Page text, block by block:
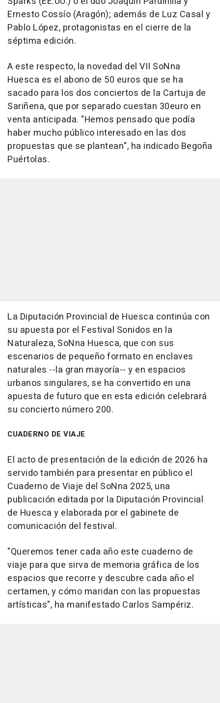
Ernesto Cossío (Aragón); además de Luz Casal y
Pablo López, protagonistas en el cierre de la
séptima edición.
A este respecto, la novedad del VII SoNna
Huesca es el abono de 50 euros que se ha
sacado para los dos conciertos de la Cartuja de
Sariñena, que por separado cuestan 30euro en
venta anticipada. "Hemos pensado que podía
haber mucho público interesado en las dos
propuestas que se plantean", ha indicado Begoña
Puértolas.
La Diputación Provincial de Huesca continúa con
su apuesta por el Festival Sonidos en la
Naturaleza, SoNna Huesca, que con sus
escenarios de pequeño formato en enclaves
naturales --la gran mayoría-- y en espacios
urbanos singulares, se ha convertido en una
apuesta de futuro que en esta edición celebrará
su concierto número 200.
CUADERNO DE VIAJE
El acto de presentación de la edición de 2026 ha
servido también para presentar en público el
Cuaderno de Viaje del SoNna 2025, una
publicación editada por la Diputación Provincial
de Huesca y elaborada por el gabinete de
comunicación del festival.
"Queremos tener cada año este cuaderno de
viaje para que sirva de memoria gráfica de los
espacios que recorre y descubre cada año el
certamen, y cómo maridan con las propuestas
artísticas", ha manifestado Carlos Sampériz.